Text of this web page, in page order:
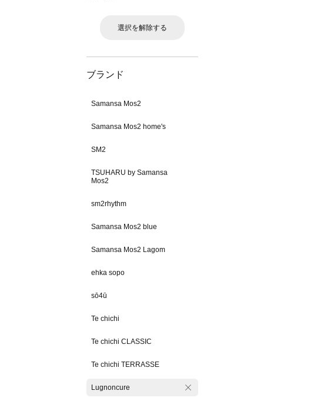
選択を解除する
ブランド
Samansa Mos2
Samansa Mos2 home's
SM2
TSUHARU by Samansa
Mos2
sm2rhythm
Samansa Mos2 blue
Samansa Mos2 Lagom
ehka sopo
sō4ū
Te chichi
Te chichi CLASSIC
Te chichi TERRASSE
Lugnoncure